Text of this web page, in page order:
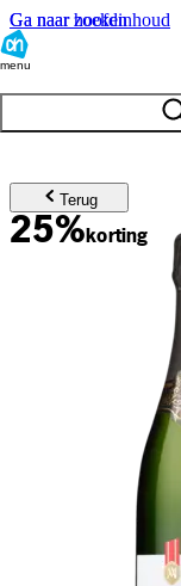
Ga naar hoofdinhoud
Ga naar zoeken
menu
Terug
25%korting